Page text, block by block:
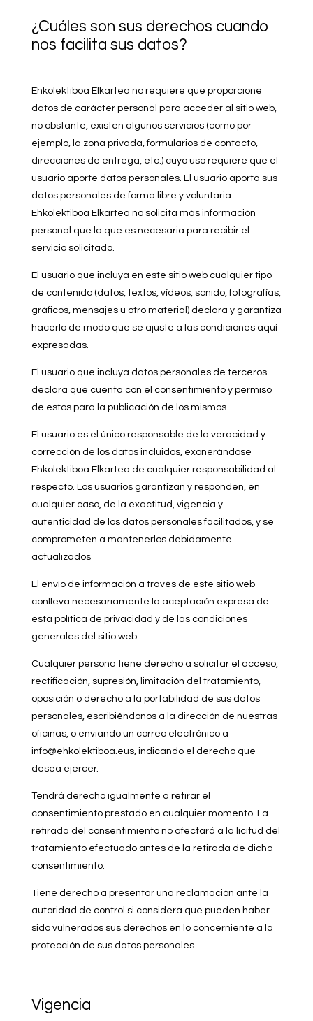
¿Cuáles son sus derechos cuando
nos facilita sus datos?
Ehkolektiboa Elkartea no requiere que proporcione
datos de carácter personal para acceder al sitio web,
no obstante, existen algunos servicios (como por
ejemplo, la zona privada, formularios de contacto,
direcciones de entrega, etc.) cuyo uso requiere que el
usuario aporte datos personales. El usuario aporta sus
datos personales de forma libre y voluntaria.
Ehkolektiboa Elkartea no solicita más información
personal que la que es necesaria para recibir el
servicio solicitado.
El usuario que incluya en este sitio web cualquier tipo
de contenido (datos, textos, vídeos, sonido, fotografías,
gráficos, mensajes u otro material) declara y garantiza
hacerlo de modo que se ajuste a las condiciones aquí
expresadas.
El usuario que incluya datos personales de terceros
declara que cuenta con el consentimiento y permiso
de estos para la publicación de los mismos.
El usuario es el único responsable de la veracidad y
corrección de los datos incluidos, exonerándose
Ehkolektiboa Elkartea de cualquier responsabilidad al
respecto. Los usuarios garantizan y responden, en
cualquier caso, de la exactitud, vigencia y
autenticidad de los datos personales facilitados, y se
comprometen a mantenerlos debidamente
actualizados
El envío de información a través de este sitio web
conlleva necesariamente la aceptación expresa de
esta política de privacidad y de las condiciones
generales del sitio web.
Cualquier persona tiene derecho a solicitar el acceso,
rectificación, supresión, limitación del tratamiento,
oposición o derecho a la portabilidad de sus datos
personales, escribiéndonos a la dirección de nuestras
oficinas, o enviando un correo electrónico a
info@ehkolektiboa.eus, indicando el derecho que
desea ejercer.
Tendrá derecho igualmente a retirar el
consentimiento prestado en cualquier momento. La
retirada del consentimiento no afectará a la licitud del
tratamiento efectuado antes de la retirada de dicho
consentimiento.
Tiene derecho a presentar una reclamación ante la
autoridad de control si considera que pueden haber
sido vulnerados sus derechos en lo concerniente a la
protección de sus datos personales.
Vigencia